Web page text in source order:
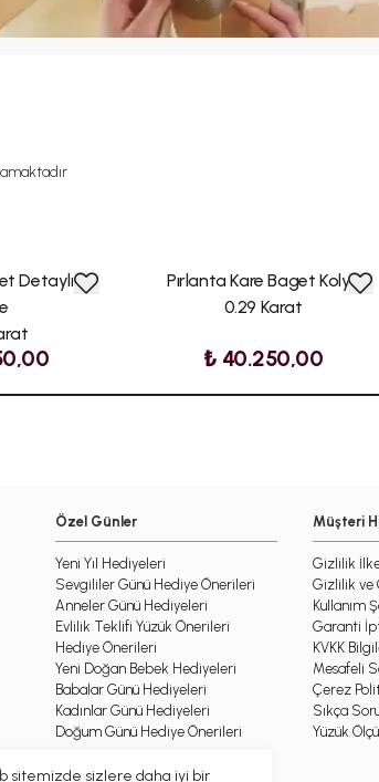
sitemizde sizlere daha iyi bir
Detaylı
Pırlanta Kare Baget Kolye
0.29 Karat
₺ 40.250,00
Özel Günler
Yeni Yıl Hediyeleri
Sevgililer Günü Hediye Önerileri
Anneler Günü Hediyeleri
Evlilik Teklifi Yüzük Önerileri
Hediye Önerileri
Yeni Doğan Bebek Hediyeleri
Babalar Günü Hediyeleri
Kadınlar Günü Hediyeleri
Doğum Günü Hediye Önerileri
Müşteri
Gizlilik
Gizlilik ve
Kullanım
Garanti
KVKK
Mesafeli
Çerez
Sıkça
Yüzük